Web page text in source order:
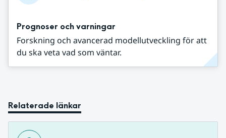
Prognoser och varningar
Forskning och avancerad modellutveckling för att
du ska veta vad som väntar.
Relaterade länkar